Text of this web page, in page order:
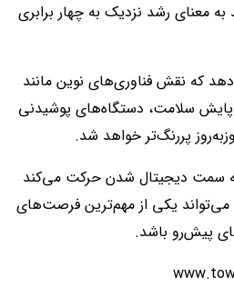
به معنای رشد نزدیک به چهار برابری
که نقش فناوری‌های نوین مانند
سلامت، دستگاه‌های پوشیدنی
پررنگ‌تر خواهد شد.
سمت دیجیتال شدن حرکت می‌کند
می‌تواند یکی از مهم‌ترین فرصت‌های
پیش‌رو باشد.